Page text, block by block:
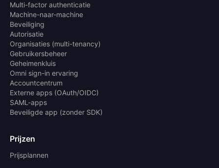
Multi-factor authenticatie
Machine-naar-machine
Beveiliging
Autorisatie
Organisaties (multi-tenancy)
Gebruikersbeheer
Geheimenkluis
Omni sign-in ervaring
Accountcentrum
Externe apps (OAuth/OIDC)
SAML-apps
Beveiligde app (zonder SDK)
Prijzen
Prijsplannen